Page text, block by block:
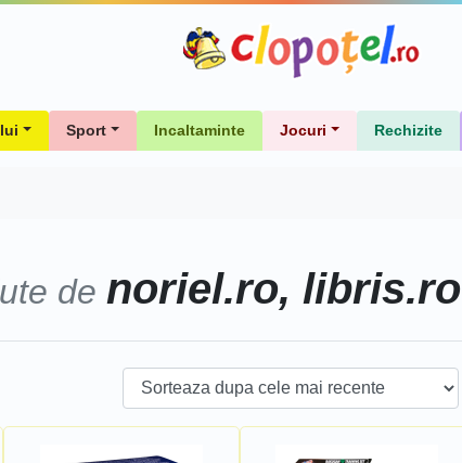
Sport Incaltaminte Jocuri Rechizite
de noriel.ro, libris.ro